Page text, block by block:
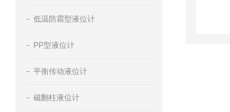
低温防霜型液位计
PP型液位计
平衡传动液位计
磁翻柱液位计